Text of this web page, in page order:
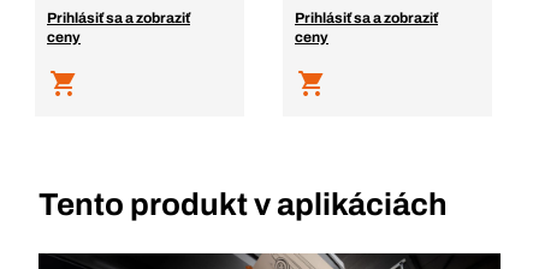
Prihlásiť sa a zobraziť
ceny
Prihlásiť sa a zobraziť
ceny
Tento produkt v aplikáciách